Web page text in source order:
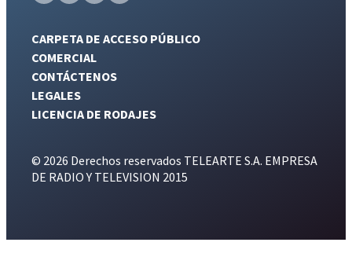
CARPETA DE ACCESO PÚBLICO
COMERCIAL
CONTÁCTENOS
LEGALES
LICENCIA DE RODAJES
© 2026 Derechos reservados TELEARTE S.A. EMPRESA
DE RADIO Y TELEVISION 2015